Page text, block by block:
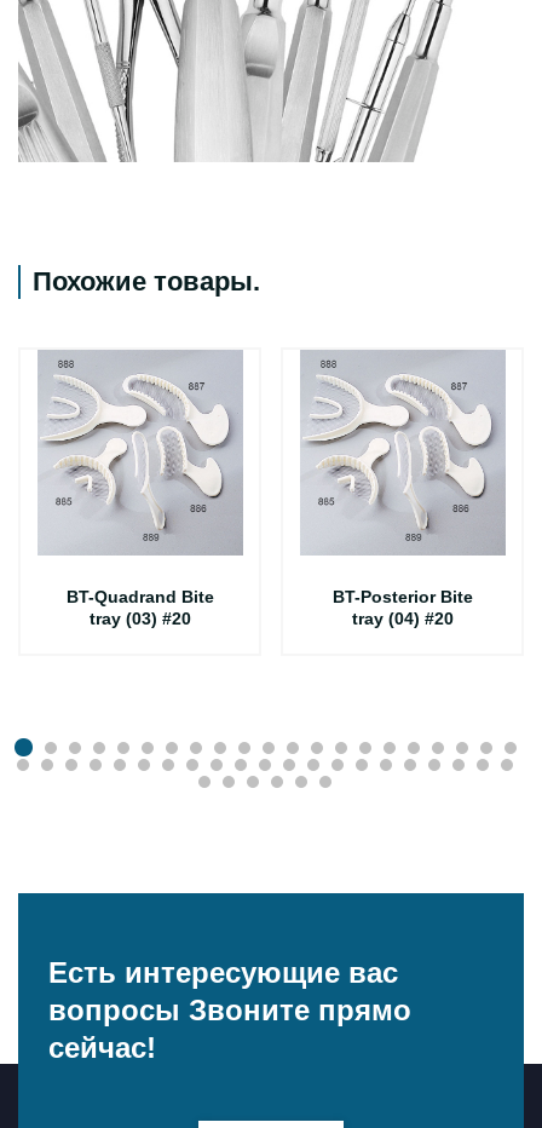
Похожие товары.
BT-Quadrand Bite
tray (03) #20
BT-Posterior Bite
tray (04) #20
Есть интересующие вас
вопросы Звоните прямо
сейчас!